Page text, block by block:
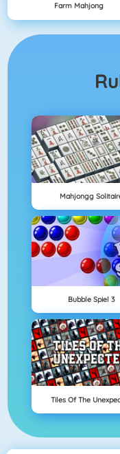
Farm Mahjong
Mahjongg
Bubble Spiel 3
Tiles Of The